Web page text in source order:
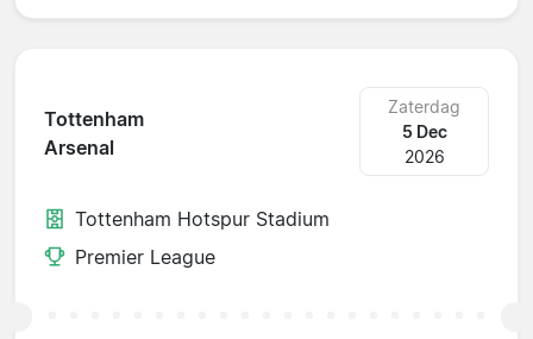
Tottenham
Arsenal
Zaterdag
5 Dec
2026
Tottenham Hotspur Stadium
Premier League